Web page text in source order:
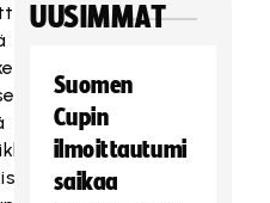
UUSIMMAT
Suomen
Cupin
ilmoittautumi
saikaa